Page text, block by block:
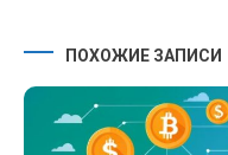
ПОХОЖИЕ ЗАПИСИ